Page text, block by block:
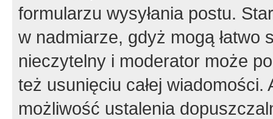
formularzu wysyłania postu.
w nadmiarze, gdyż mogą
nieczytelny i moderator może
też usunięciu całej
możliwość ustalenia